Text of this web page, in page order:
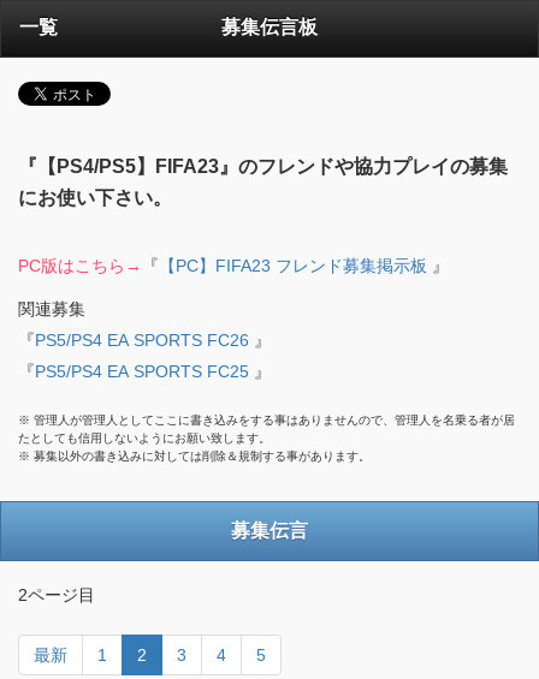
一覧 募集伝言板
『【PS4/PS5】FIFA23』のフレンドや協力プレイの募集
にお使い下さい。
PC版はこちら→ 『 【PC】FIFA23 フレンド募集掲示板 』
関連募集
『PS5/PS4 EA SPORTS FC26 』
『PS5/PS4 EA SPORTS FC25 』
※ 管理人が管理人としてここに書き込みをする事はありませんので、管理人を名乗る者が居
たとしても信用しないようにお願い致します。
※ 募集以外の書き込みに対しては削除＆規制する事があります。
募集伝言
2ページ目
最新 1 2 3 4 5